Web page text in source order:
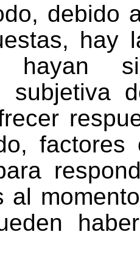
debido
hay
hayan
subjetiva
factores
al